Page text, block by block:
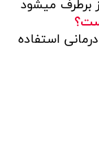
برطرف میشود
استفاده